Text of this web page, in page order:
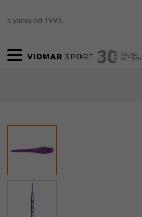
s vama od 1993.